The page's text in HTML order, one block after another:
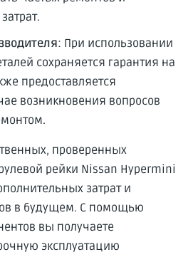
: При использовании
сохраняется гарантия на
предоставляется
возникновения вопросов
проверенных
рейки Nissan Hypermini
затрат и
в будущем. С помощью
вы получаете
эксплуатацию